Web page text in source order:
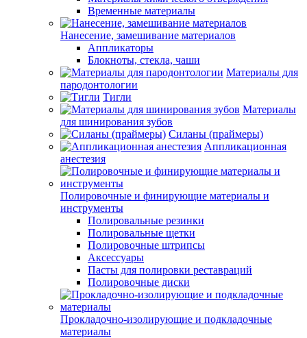
Временные материалы
Нанесение, замешивание материалов
Аппликаторы
Блокноты, стекла, чаши
Материалы для
пародонтологии
Тигли
Материалы
для шинирования зубов
Силаны (праймеры)
Аппликационная
анестезия
Полировочные и финирующие материалы и
инструменты
Полировальные резинки
Полировальные щетки
Полировочные штрипсы
Аксессуары
Пасты для полировки реставраций
Полировочные диски
Прокладочно-изолирующие и подкладочные
материалы